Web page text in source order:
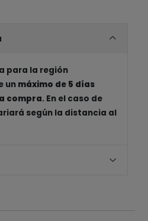
para la región
un máximo de 5 días
compra. En el caso de
según la distancia al